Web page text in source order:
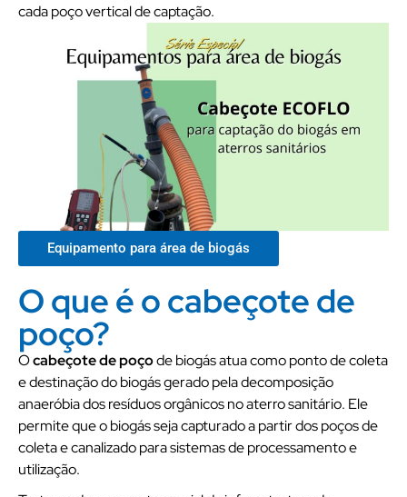
cada poço vertical de captação.
Equipamento para área de biogás
O que é o cabeçote de
poço?
Ocabeçote de poçode biogás atua como ponto de coleta
e destinação do biogás gerado pela decomposição
anaeróbia dos resíduos orgânicos no aterro sanitário. Ele
permite que o biogás seja capturado a partir dos poços de
coleta e canalizado para sistemas de processamento e
utilização.